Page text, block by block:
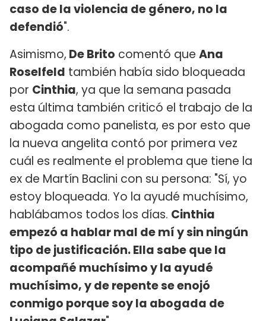
caso de la violencia de género, no la
defendió".
Asimismo, De Brito comentó que Ana
Roselfeld también había sido bloqueada
por Cinthia, ya que la semana pasada
esta última también criticó el trabajo de la
abogada como panelista, es por esto que
la nueva angelita contó por primera vez
cuál es realmente el problema que tiene la
ex de Martín Baclini con su persona: "Sí, yo
estoy bloqueada. Yo la ayudé muchísimo,
hablábamos todos los días. Cinthia
empezó a hablar mal de mí y sin ningún
tipo de justificación. Ella sabe que la
acompañé muchísimo y la ayudé
muchísimo, y de repente se enojó
conmigo porque soy la abogada de